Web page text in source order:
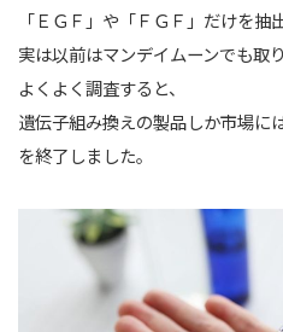
「ＥＧＦ」や「ＦＧＦ」だけを抽
実は以前はマンデイムーンでも取
よくよく調査すると、
遺伝子組み換えの製品しか市場に
を終了しました。